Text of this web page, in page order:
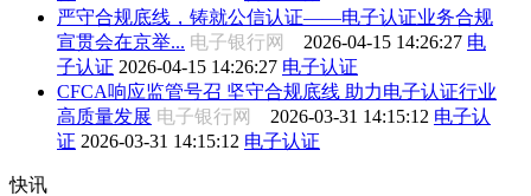
严守合规底线，铸就公信认证——电子认证业务合规
宣贯会在京举... 电子银行网 2026-04-15 14:26:27 电
子认证 2026-04-15 14:26:27 电子认证
CFCA响应监管号召 坚守合规底线 助力电子认证行业
高质量发展 电子银行网 2026-03-31 14:15:12 电子认
证 2026-03-31 14:15:12 电子认证
快讯